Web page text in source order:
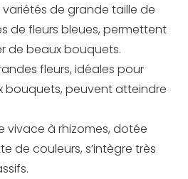
variétés de grande taille de
de fleurs bleues, permettent
de beaux bouquets.
fleurs, idéales pour
bouquets, peuvent atteindre
vivace à rhizomes, dotée
de couleurs, s’intègre très